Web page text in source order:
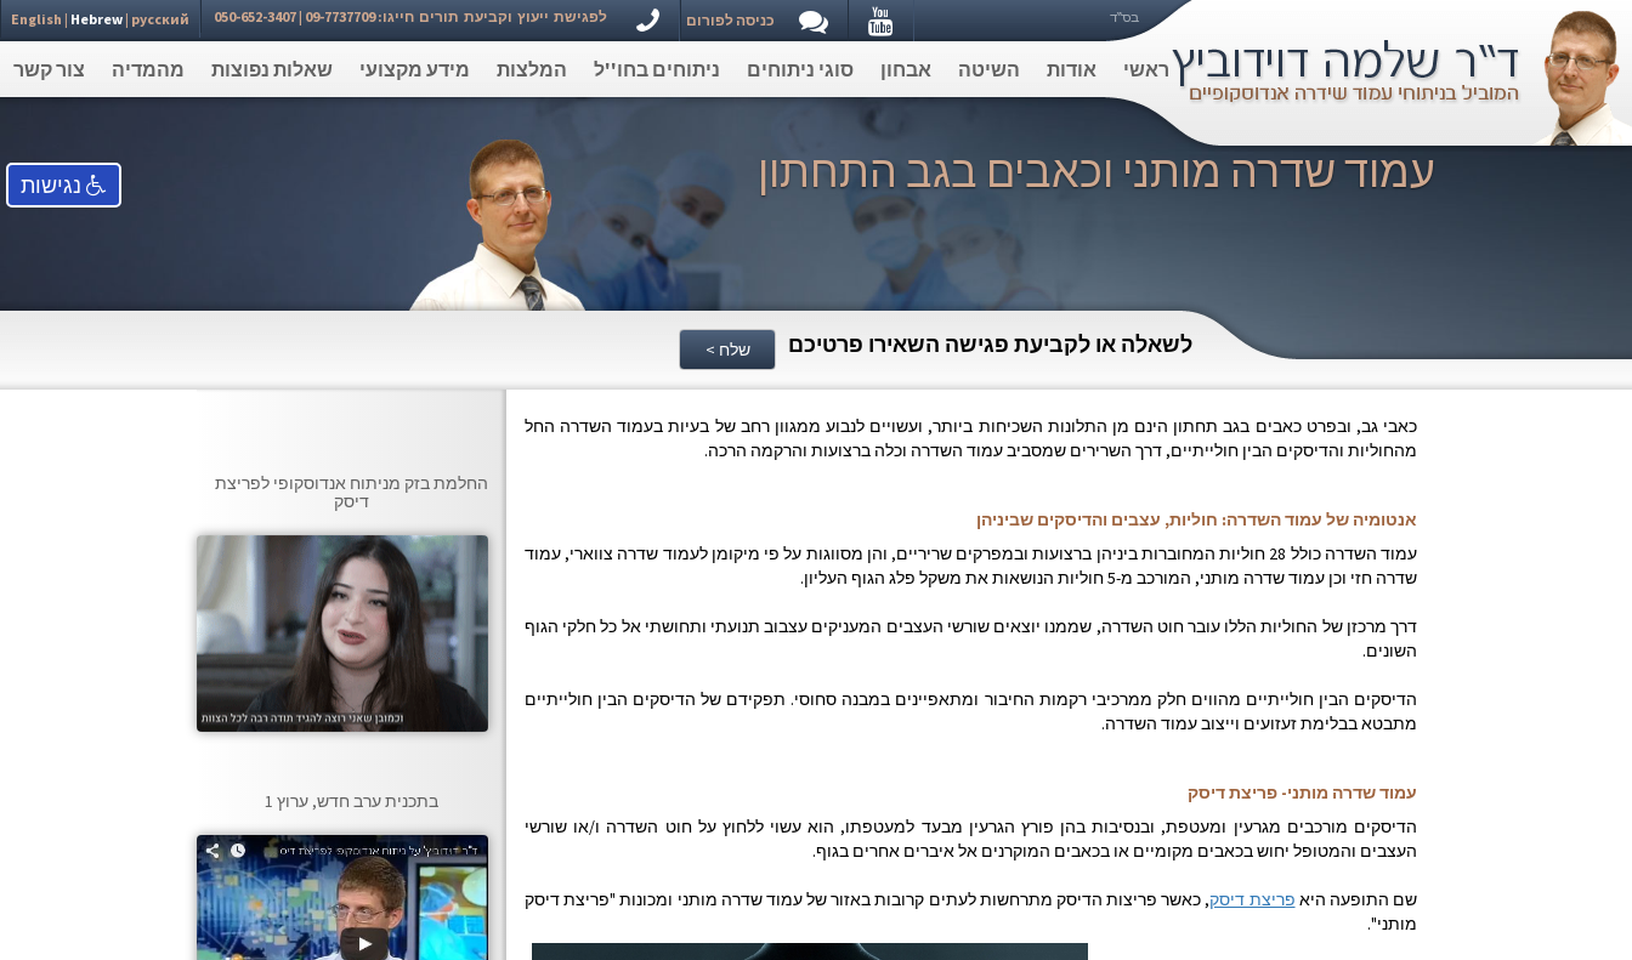
English | Hebrew | русский לפגישת ייעוץ וקביעת תורים חייגו: 09-7737709 | 050-652-3407⁩ כניסה לפורום
Youtube
ראשי אודות השיטה אבחון סוגי ניתוחים ניתוחים בחו''ל המלצות מידע מקצועי שאלות נפוצות מהמדיה צור קשר
עמוד שדרה מותני וכאבים בגב התחתון
לשאלה או לקביעת פגישה השאירו פרטיכם שלח >
כאבי גב, ובפרט כאבים בגב תחתון הינם מן התלונות השכיחות ביותר, ועשויים לנבוע ממגוון רחב של בעיות בעמוד השדרה החל
מהחוליות והדיסקים הבין חולייתיים, דרך השרירים שמסביב עמוד השדרה וכלה ברצועות והרקמה הרכה.
אנטומיה של עמוד השדרה: חוליות, עצבים והדיסקים שביניהן
עמוד השדרה כולל 28 חוליות המחוברות ביניהן ברצועות ובמפרקים שריריים, והן מסווגות על פי מיקומן לעמוד שדרה צווארי, עמוד
שדרה חזי וכן עמוד שדרה מותני, המורכב מ-5 חוליות הנושאות את משקל פלג הגוף העליון.
דרך מרכזן של החוליות הללו עובר חוט השדרה, שממנו יוצאים שורשי העצבים המעניקים עצבוב תנועתי ותחושתי אל כל חלקי הגוף
השונים.
הדיסקים הבין חולייתיים מהווים חלק ממרכיבי רקמות החיבור ומתאפיינים במבנה סחוסי. תפקידם של הדיסקים הבין חולייתיים
מתבטא בבלימת זעזועים וייצוב עמוד השדרה.
עמוד שדרה מותני- פריצת דיסק
הדיסקים מורכבים מגרעין ומעטפת, ובנסיבות בהן פורץ הגרעין מבעד למעטפתו, הוא עשוי ללחוץ על חוט השדרה ו/או שורשי
העצבים והמטופל יחוש בכאבים מקומיים או בכאבים המוקרנים אל איברים אחרים בגוף.
שם התופעה היא פריצת דיסק, כאשר פריצות הדיסק מתרחשות לעתים קרובות באזור של עמוד שדרה מותני ומכונות "פריצת דיסק
מותני".
החלמת בזק מניתוח אנדוסקופי לפריצת
דיסק
בתכנית ערב חדש, ערוץ 1
נגישות